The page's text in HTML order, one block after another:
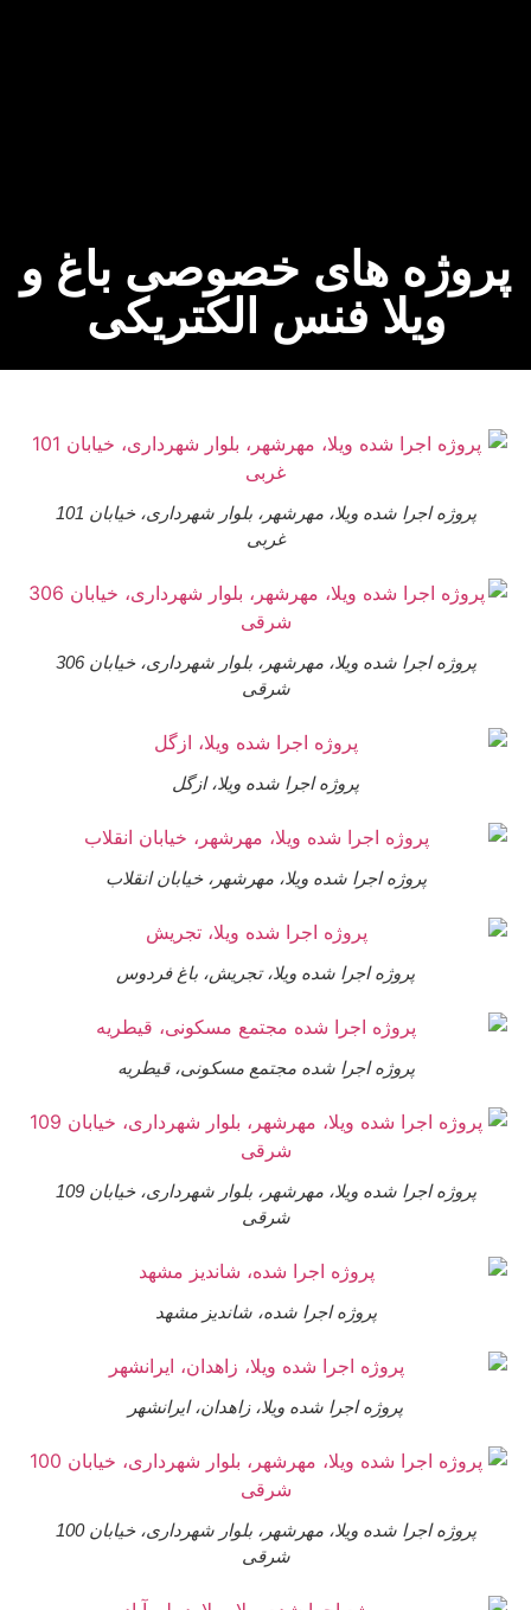
های خصوصی باغ و
ویلا فنس الکتریکی
پروژه اجرا شده ویلا، مهرشهر، بلوار شهرداری، خیابان 101
پروژه اجرا شده ویلا، مهرشهر، بلوار شهرداری، خیابان 306
پروژه اجرا شده ویلا، ازگل
پروژه اجرا شده ویلا، مهرشهر، خیابان انقلاب
پروژه اجرا شده ویلا، تجریش، باغ فردوس
پروژه اجرا شده مجتمع مسکونی، قیطریه
پروژه اجرا شده ویلا، مهرشهر، بلوار شهرداری، خیابان 109
پروژه اجرا شده، شاندیز مشهد
پروژه اجرا شده ویلا، زاهدان، ایرانشهر
پروژه اجرا شده ویلا، مهرشهر، بلوار شهرداری، خیابان 100